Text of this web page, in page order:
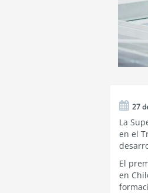
27
La
en el
El
en